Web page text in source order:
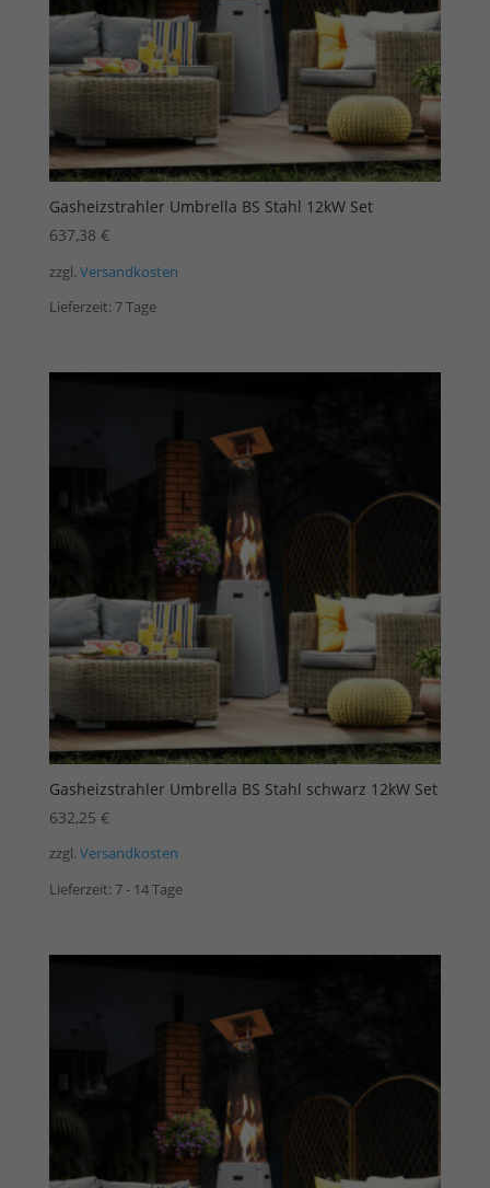
Gasheizstrahler Umbrella BS Stahl 12kW Set
637,38 €
zzgl. Versandkosten
Lieferzeit: 7 Tage
Gasheizstrahler Umbrella BS Stahl schwarz 12kW Set
632,25 €
zzgl. Versandkosten
Lieferzeit: 7 - 14 Tage